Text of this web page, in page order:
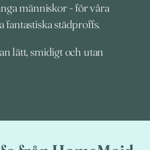
människor - för våra
fantastiska städproffs.
lätt, smidigt och utan